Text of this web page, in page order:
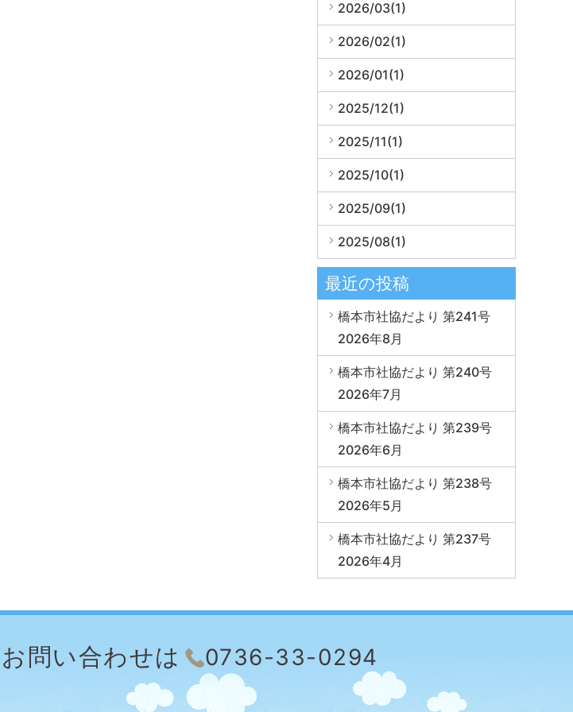
2026/03(1)
2026/02(1)
2026/01(1)
2025/12(1)
2025/11(1)
2025/10(1)
2025/09(1)
2025/08(1)
最近の投稿
橋本市社協だより 第241号
2026年8月
橋本市社協だより 第240号
2026年7月
橋本市社協だより 第239号
2026年6月
橋本市社協だより 第238号
2026年5月
橋本市社協だより 第237号
2026年4月
お問い合わせは 0736-33-0294